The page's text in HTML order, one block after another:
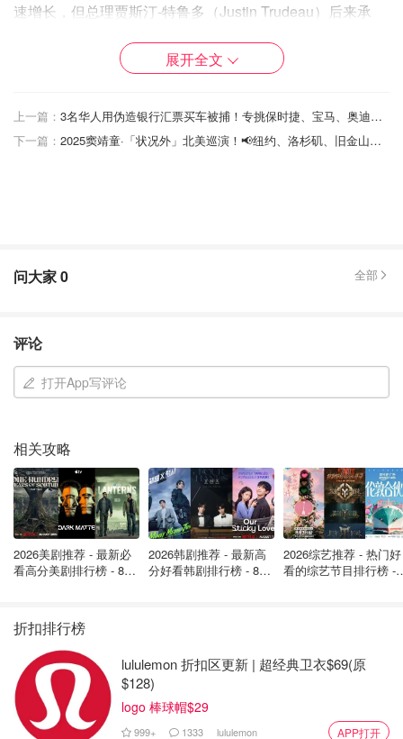
速增长，但总理贾斯汀-特鲁多（Justin Trudeau）后来承
他在上个月说：“在我们摆脱大流行病的动荡时期，在解决
衡。“移民对加拿大的未来至关重要，但必须加以控制，而
且必须是可持续的"。”
来上班！
展开全文
上一篇：
3名华人用伪造银行汇票买车被捕！专挑保时捷、宝马、奥迪下手，损失超85万！
下一篇：
2025窦靖童·「状况外」北美巡演！📢纽约、洛杉矶、旧金山预备备！
问大家0 全部
评论
打开App写评论
相关攻略
2026美剧推荐 - 最新必
看高分美剧排行榜 - 8月
2026韩剧推荐 - 最新高
分好看韩剧排行榜 - 8月
2026综艺推荐 - 热门好
看的综艺节目排行榜 -
折扣排行榜
lululemon 折扣区更新 | 超经典卫衣$69(原
$128)
logo 棒球帽$29
999+ 1333 lululemon APP打开